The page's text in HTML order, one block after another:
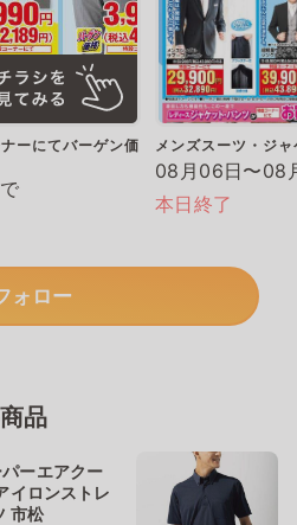
ーにてバーゲン価
メンズスーツ・ジ
08月06日〜08
本日終了
ォロー
品
パーエアクー
イロンストレ
市松